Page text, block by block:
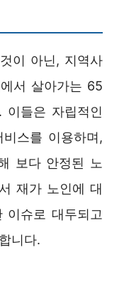
이 아닌, 지역사
서 살아가는 65
이들은 자립적인
스를 이용하며,
보다 안정된 노
재가 노인에 대
이슈로 대두되고
니다.